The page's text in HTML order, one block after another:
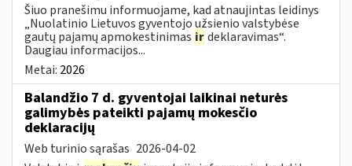
Šiuo pranešimu informuojame, kad atnaujintas leidinys
„Nuolatinio Lietuvos gyventojo užsienio valstybėse
gautų pajamų apmokestinimas irdeklaravimas“.
Daugiau informacijos...
Metai: 2026
Balandžio 7 d. gyventojai laikinai neturės
galimybės pateikti pajamų mokesčio
deklaracijų
Web turinio sąrašas 2026-04-02